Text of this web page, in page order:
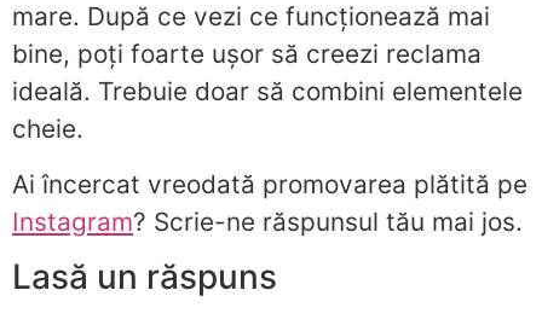
mare. După ce vezi ce funcționează mai
bine, poți foarte ușor să creezi reclama
ideală. Trebuie doar să combini elementele
cheie.
Ai încercat vreodată promovarea plătită pe
Instagram? Scrie-ne răspunsul tău mai jos.
Lasă un răspuns